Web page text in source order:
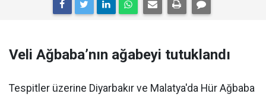
Veli Ağbaba’nın ağabeyi tutuklandı
Tespitler üzerine Diyarbakır ve Malatya'da Hür Ağbaba